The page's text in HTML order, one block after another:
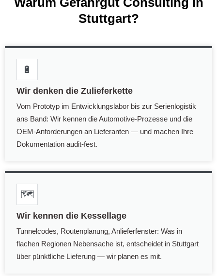
Stuttgart?
🔋
Wir denken die Zulieferkette
Vom Prototyp im Entwicklungslabor bis zur Serienlogistik
ans Band: Wir kennen die Automotive-Prozesse und die
OEM-Anforderungen an Lieferanten — und machen Ihre
Dokumentation audit-fest.
🗺️
Wir kennen die Kessellage
Tunnelcodes, Routenplanung, Anlieferfenster: Was in
flachen Regionen Nebensache ist, entscheidet in Stuttgart
über pünktliche Lieferung — wir planen es mit.